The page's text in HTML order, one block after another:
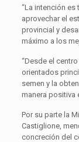
“La intención
aprovechar el
provincial y
máximo a los
“Desde el
orientados
semen y la
manera positiva
Por su parte la
Castiglione,
concreción del